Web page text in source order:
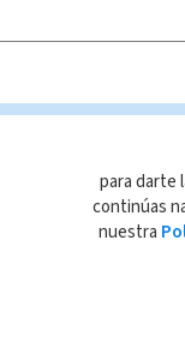
del contenido de
de conformidad con
para darte
continúas
nuestra